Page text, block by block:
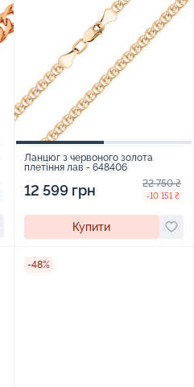
Ланцюг з червоного золота
плетіння лав - 648406
12 599 грн 22 750 ₴
-10 151 ₴
Купити
-48%